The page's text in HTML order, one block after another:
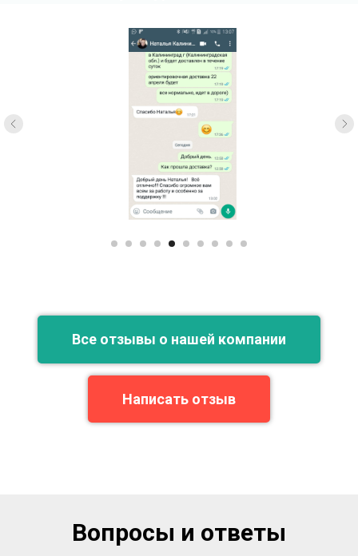
Все отзывы о нашей компании
Написать отзыв
Вопросы и ответы